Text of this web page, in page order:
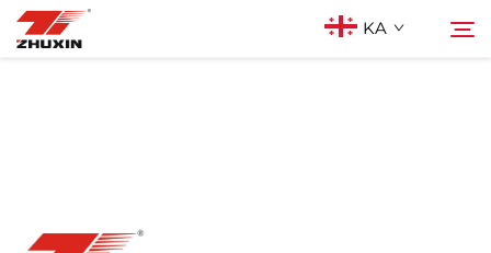
KA